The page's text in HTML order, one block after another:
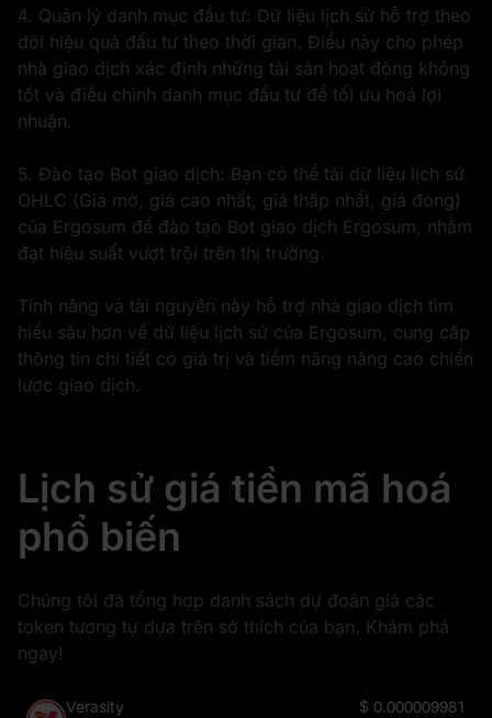
4. Quản lý danh mục đầu tư: Dữ liệu lịch sử hỗ trợ theo
dõi hiệu quả đầu tư theo thời gian. Điều này cho phép
nhà giao dịch xác định những tài sản hoạt động không
tốt và điều chỉnh danh mục đầu tư để tối ưu hoá lợi
nhuận.
5. Đào tạo Bot giao dịch: Bạn có thể tải dữ liệu lịch sử
OHLC (Giá mở, giá cao nhất, giá thấp nhất, giá đóng)
của Ergosum để đào tạo Bot giao dịch Ergosum, nhằm
đạt hiệu suất vượt trội trên thị trường.
Tính năng và tài nguyên này hỗ trợ nhà giao dịch tìm
hiểu sâu hơn về dữ liệu lịch sử của Ergosum, cung cấp
thông tin chi tiết có giá trị và tiềm năng nâng cao chiến
lược giao dịch.
Lịch sử giá tiền mã hoá
phổ biến
Chúng tôi đã tổng hợp danh sách dự đoán giá các
token tương tự dựa trên sở thích của bạn. Khám phá
ngay!
Verasity $ 0.000009981